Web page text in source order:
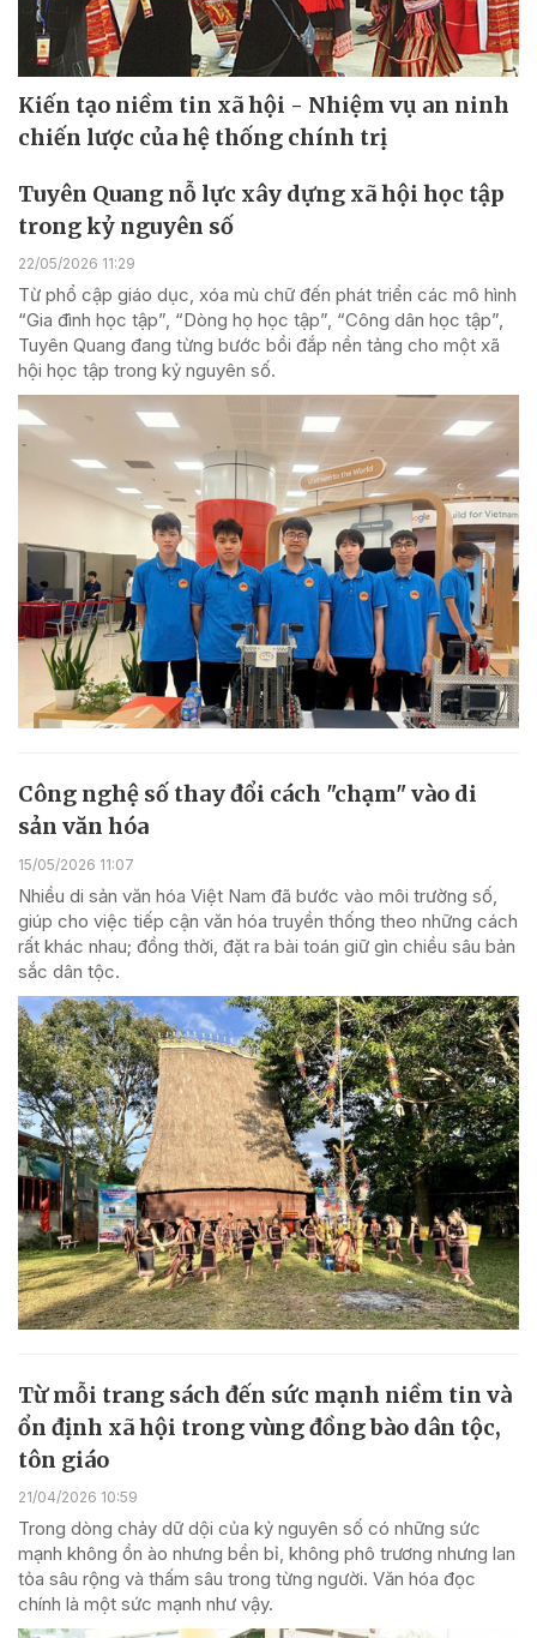
Kiến tạo niềm tin xã hội - Nhiệm vụ an ninh
chiến lược của hệ thống chính trị
Tuyên Quang nỗ lực xây dựng xã hội học tập
trong kỷ nguyên số
22/05/2026 11:29
Từ phổ cập giáo dục, xóa mù chữ đến phát triển các mô hình
“Gia đình học tập”, “Dòng họ học tập”, “Công dân học tập”,
Tuyên Quang đang từng bước bồi đắp nền tảng cho một xã
hội học tập trong kỷ nguyên số.
Công nghệ số thay đổi cách "chạm" vào di
sản văn hóa
15/05/2026 11:07
Nhiều di sản văn hóa Việt Nam đã bước vào môi trường số,
giúp cho việc tiếp cận văn hóa truyền thống theo những cách
rất khác nhau; đồng thời, đặt ra bài toán giữ gìn chiều sâu bản
sắc dân tộc.
Từ mỗi trang sách đến sức mạnh niềm tin và
ổn định xã hội trong vùng đồng bào dân tộc,
tôn giáo
21/04/2026 10:59
Trong dòng chảy dữ dội của kỷ nguyên số có những sức
mạnh không ồn ào nhưng bền bỉ, không phô trương nhưng lan
tỏa sâu rộng và thấm sâu trong từng người. Văn hóa đọc
chính là một sức mạnh như vậy.